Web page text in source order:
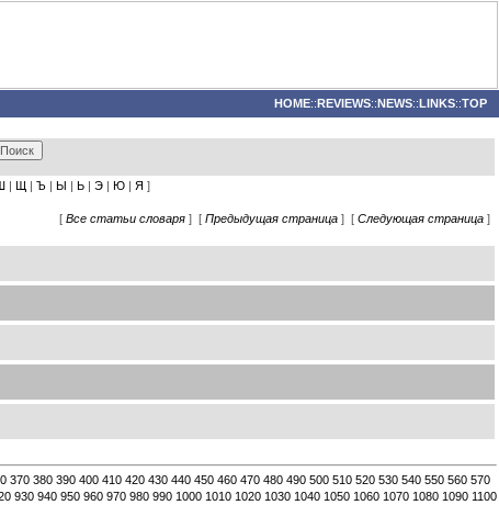
HOME::REVIEWS::NEWS::LINKS::TOP
| Щ | Ъ | Ы | Ь | Э | Ю | Я ]
[ Все статьи словаря ] [ Предыдущая страница ] [ Следующая страница ]
370 380 390 400 410 420 430 440 450 460 470 480 490 500 510 520 530 540 550 560 570
930 940 950 960 970 980 990 1000 1010 1020 1030 1040 1050 1060 1070 1080 1090 1100